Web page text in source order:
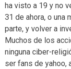
ha visto a 19 y no
31 de ahora, o una
parte, y volver a
Muchos de los
ninguna ciber-
ser fans de yahoo,